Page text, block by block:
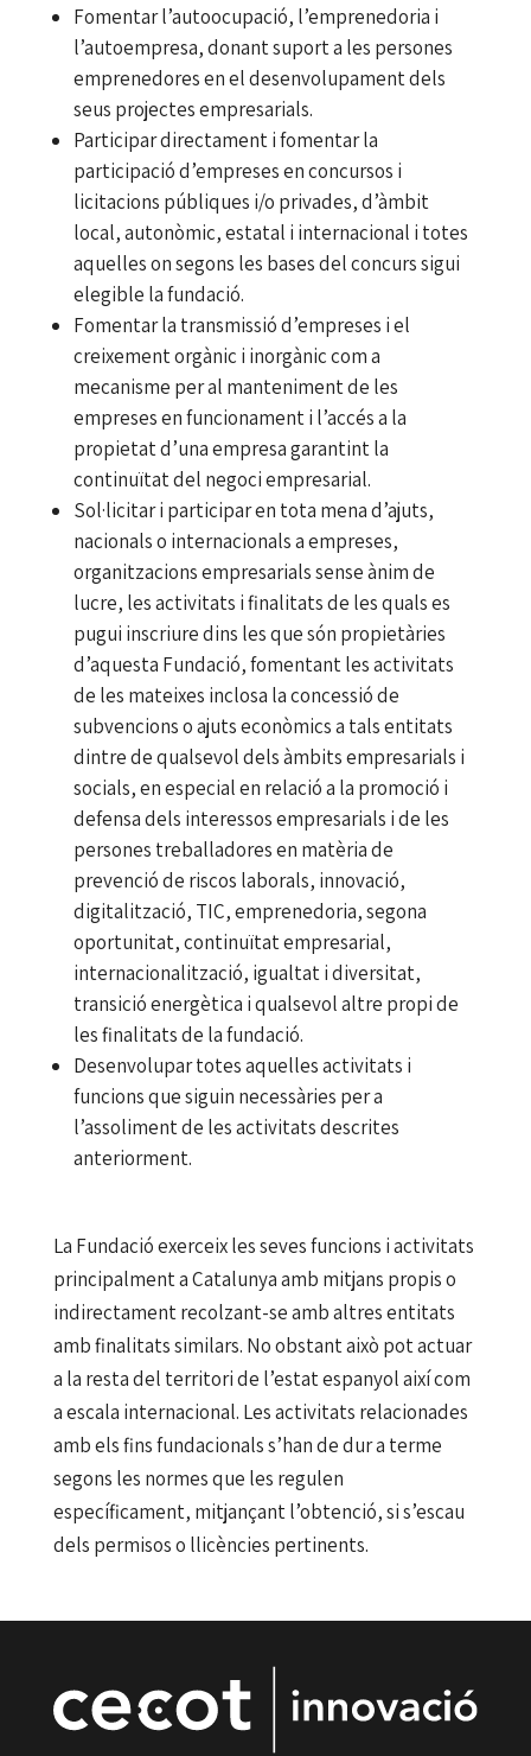
Fomentar l’autoocupació, l’emprenedoria i
l’autoempresa, donant suport a les persones
emprenedores en el desenvolupament dels
seus projectes empresarials.
Participar directament i fomentar la
participació d’empreses en concursos i
licitacions públiques i/o privades, d’àmbit
local, autonòmic, estatal i internacional i totes
aquelles on segons les bases del concurs sigui
elegible la fundació.
Fomentar la transmissió d’empreses i el
creixement orgànic i inorgànic com a
mecanisme per al manteniment de les
empreses en funcionament i l’accés a la
propietat d’una empresa garantint la
continuïtat del negoci empresarial.
Sol·licitar i participar en tota mena d’ajuts,
nacionals o internacionals a empreses,
organitzacions empresarials sense ànim de
lucre, les activitats i finalitats de les quals es
pugui inscriure dins les que són propietàries
d’aquesta Fundació, fomentant les activitats
de les mateixes inclosa la concessió de
subvencions o ajuts econòmics a tals entitats
dintre de qualsevol dels àmbits empresarials i
socials, en especial en relació a la promoció i
defensa dels interessos empresarials i de les
persones treballadores en matèria de
prevenció de riscos laborals, innovació,
digitalització, TIC, emprenedoria, segona
oportunitat, continuïtat empresarial,
internacionalització, igualtat i diversitat,
transició energètica i qualsevol altre propi de
les finalitats de la fundació.
Desenvolupar totes aquelles activitats i
funcions que siguin necessàries per a
l’assoliment de les activitats descrites
anteriorment.
La Fundació exerceix les seves funcions i activitats
principalment a Catalunya amb mitjans propis o
indirectament recolzant-se amb altres entitats
amb finalitats similars. No obstant això pot actuar
a la resta del territori de l’estat espanyol així com
a escala internacional. Les activitats relacionades
amb els fins fundacionals s’han de dur a terme
segons les normes que les regulen
específicament, mitjançant l’obtenció, si s’escau
dels permisos o llicències pertinents.